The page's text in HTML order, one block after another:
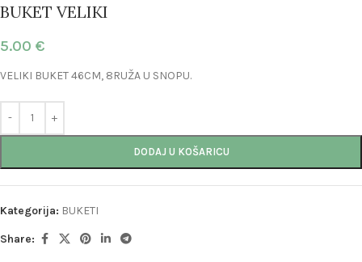
BUKET VELIKI
5.00 €
VELIKI BUKET 46CM, 8RUŽA U SNOPU.
DODAJ U KOŠARICU
Kategorija: BUKETI
Share: